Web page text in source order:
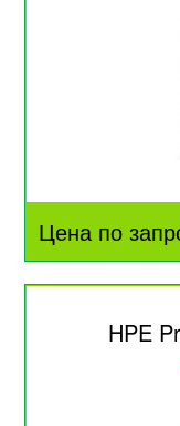
Цена по
HPE